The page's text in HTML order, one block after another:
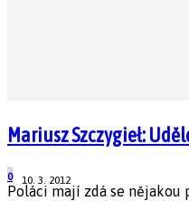
Mariusz Szczygieł:
10. 3. 2012
0
Poláci mají zdá se nějakou